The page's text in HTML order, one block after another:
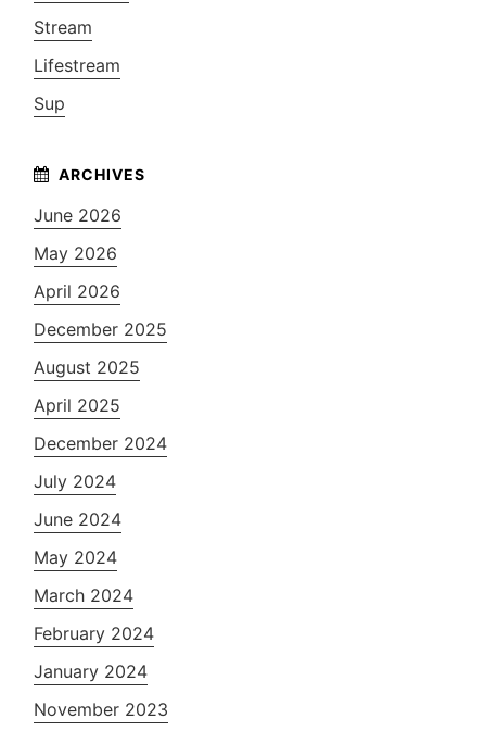
Stream
Lifestream
Sup
June 2026
May 2026
April 2026
December 2025
August 2025
April 2025
December 2024
July 2024
June 2024
May 2024
March 2024
February 2024
January 2024
November 2023